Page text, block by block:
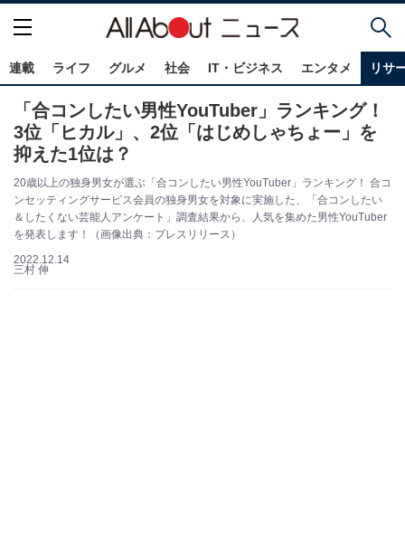
連載 ライフ グルメ 社会 IT・ビジネス エンタメ リサ
「合コンしたい男性YouTuber」ランキング！
3位「ヒカル」、2位「はじめしゃちょー」を
抑えた1位は？
20歳以上の独身男女が選ぶ「合コンしたい男性YouTuber」ランキング！ 合コ
ンセッティングサービス会員の独身男女を対象に実施した、「合コンしたい
＆したくない芸能人アンケート」調査結果から、人気を集めた男性YouTuber
を発表します！（画像出典：プレスリリース）
2022.12.14
三村 伸